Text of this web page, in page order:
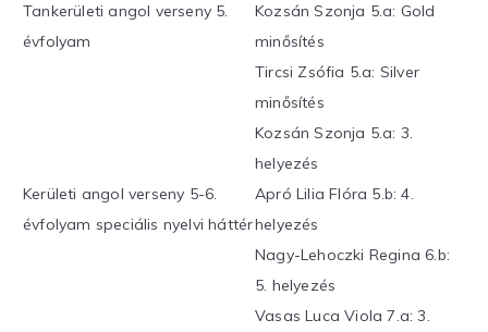
Tankerületi angol verseny 5.
évfolyam
Kozsán Szonja 5.a: Gold
minősítés
Tircsi Zsófia 5.a: Silver
minősítés
Kerületi angol verseny 5-6.
évfolyam speciális nyelvi háttér
Kozsán Szonja 5.a: 3.
helyezés
Apró Lilia Flóra 5.b: 4.
helyezés
Nagy-Lehoczki Regina 6.b:
5. helyezés
Vasas Luca Viola 7.a: 3.